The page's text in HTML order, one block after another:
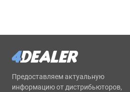
Предоставляем актуальную
информацию от дистрибьюторов,